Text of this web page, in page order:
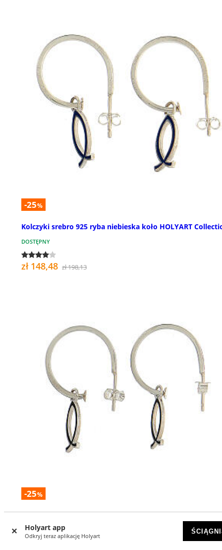
Holyart app
Odkryj teraz aplikację Holyart
-25%
Kolczyki srebro 925 ryba niebieska koło HOLYART
DOSTĘPNY
zł 148,48 zł 198,13
-25%
Kolczyki srebro 925 okrągłe ryba czarny HOLYART
DOSTĘPNY